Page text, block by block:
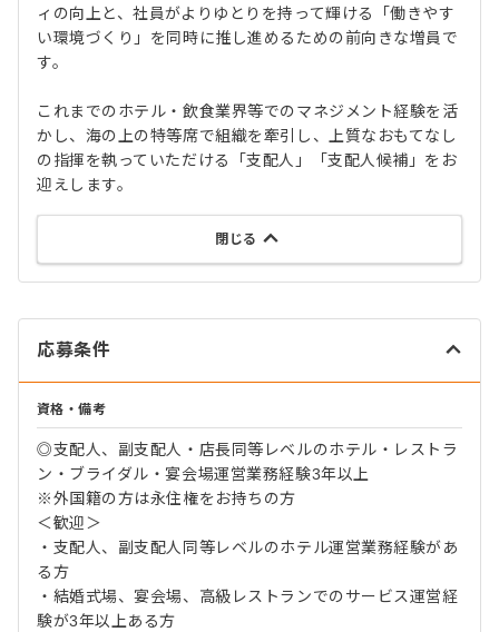
ィの向上と、社員がよりゆとりを持って輝ける「働きやす
い環境づくり」を同時に推し進めるための前向きな増員で
す。
これまでのホテル・飲食業界等でのマネジメント経験を活
かし、海の上の特等席で組織を牽引し、上質なおもてなし
の指揮を執っていただける「支配人」「支配人候補」をお
迎えします。
閉じる
応募条件
資格・備考
◎支配人、副支配人・店長同等レベルのホテル・レストラ
ン・ブライダル・宴会場運営業務経験3年以上
※外国籍の方は永住権をお持ちの方
＜歓迎＞
・支配人、副支配人同等レベルのホテル運営業務経験があ
る方
・結婚式場、宴会場、高級レストランでのサービス運営経
験が3年以上ある方